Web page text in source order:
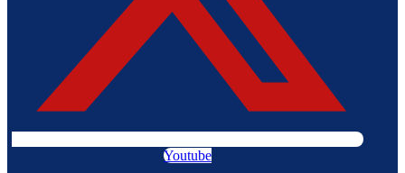
Youtube